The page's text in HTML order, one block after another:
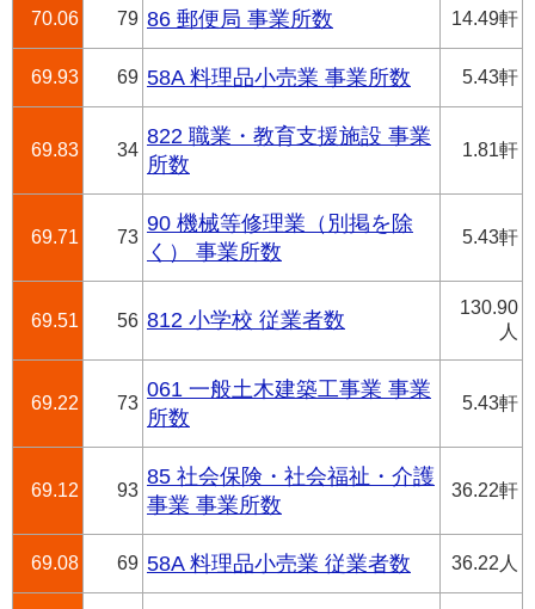
70.06 79 86 郵便局 事業所数 14.49軒
69.93 69 58A 料理品小売業 事業所数 5.43軒
69.83 34
822 職業・教育支援施設 事業
所数
1.81軒
69.71 73
90 機械等修理業（別掲を除
く） 事業所数
5.43軒
69.51 56 812 小学校 従業者数
130.90
人
69.22 73
061 一般土木建築工事業 事業
所数
5.43軒
69.12 93
85 社会保険・社会福祉・介護
事業 事業所数
36.22軒
69.08 69 58A 料理品小売業 従業者数 36.22人